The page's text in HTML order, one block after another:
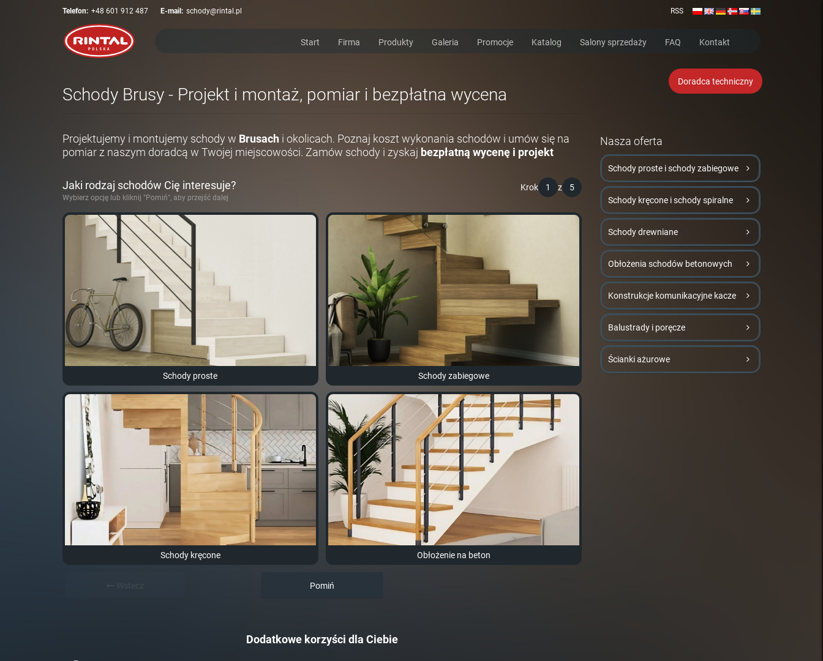
Telefon: +48 601 912 487 E-mail: schody@rintal.pl RSS
Start Firma Produkty Galeria Promocje Katalog Salony sprzedaży FAQ Kontakt
Doradca techniczny
Schody Brusy - Projekt i montaż, pomiar i bezpłatna wycena
Projektujemy i montujemy schody w Brusach i okolicach. Poznaj koszt wykonania schodów i umów się na
pomiar z naszym doradcą w Twojej miejscowości. Zamów schody i zyskaj bezpłatną wycenę i projekt
Krok 1 z 5
Jaki rodzaj schodów Cię interesuje?
Wybierz opcję lub kliknij "Pomiń", aby przejść dalej
Schody proste Schody zabiegowe
Schody kręcone Obłożenie na beton
Pomiń
Dodatkowe korzyści dla Ciebie
Nasza oferta
Schody proste i schody zabiegowe
Schody kręcone i schody spiralne
Schody drewniane
Obłożenia schodów betonowych
Konstrukcje komunikacyjne kacze
Balustrady i poręcze
Ścianki ażurowe